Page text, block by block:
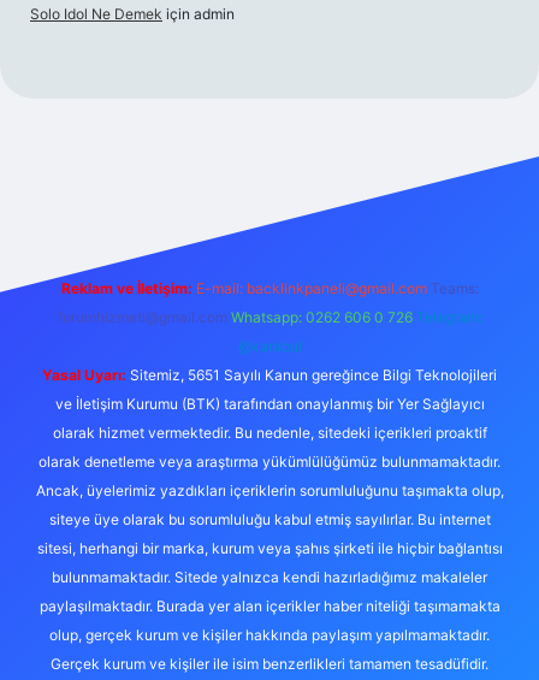
Solo Idol Ne Demek için admin
Reklam ve İletişim: E-mail: backlinkpaneli@gmail.com Teams:
forumhizmeti@gmail.com Whatsapp: 0262 606 0 726 Telegram:
@karabul
Yasal Uyarı: Sitemiz, 5651 Sayılı Kanun gereğince Bilgi Teknolojileri
ve İletişim Kurumu (BTK) tarafından onaylanmış bir Yer Sağlayıcı
olarak hizmet vermektedir. Bu nedenle, sitedeki içerikleri proaktif
olarak denetleme veya araştırma yükümlülüğümüz bulunmamaktadır.
Ancak, üyelerimiz yazdıkları içeriklerin sorumluluğunu taşımakta olup,
siteye üye olarak bu sorumluluğu kabul etmiş sayılırlar. Bu internet
sitesi, herhangi bir marka, kurum veya şahıs şirketi ile hiçbir bağlantısı
bulunmamaktadır. Sitede yalnızca kendi hazırladığımız makaleler
paylaşılmaktadır. Burada yer alan içerikler haber niteliği taşımamakta
olup, gerçek kurum ve kişiler hakkında paylaşım yapılmamaktadır.
Gerçek kurum ve kişiler ile isim benzerlikleri tamamen tesadüfidir.